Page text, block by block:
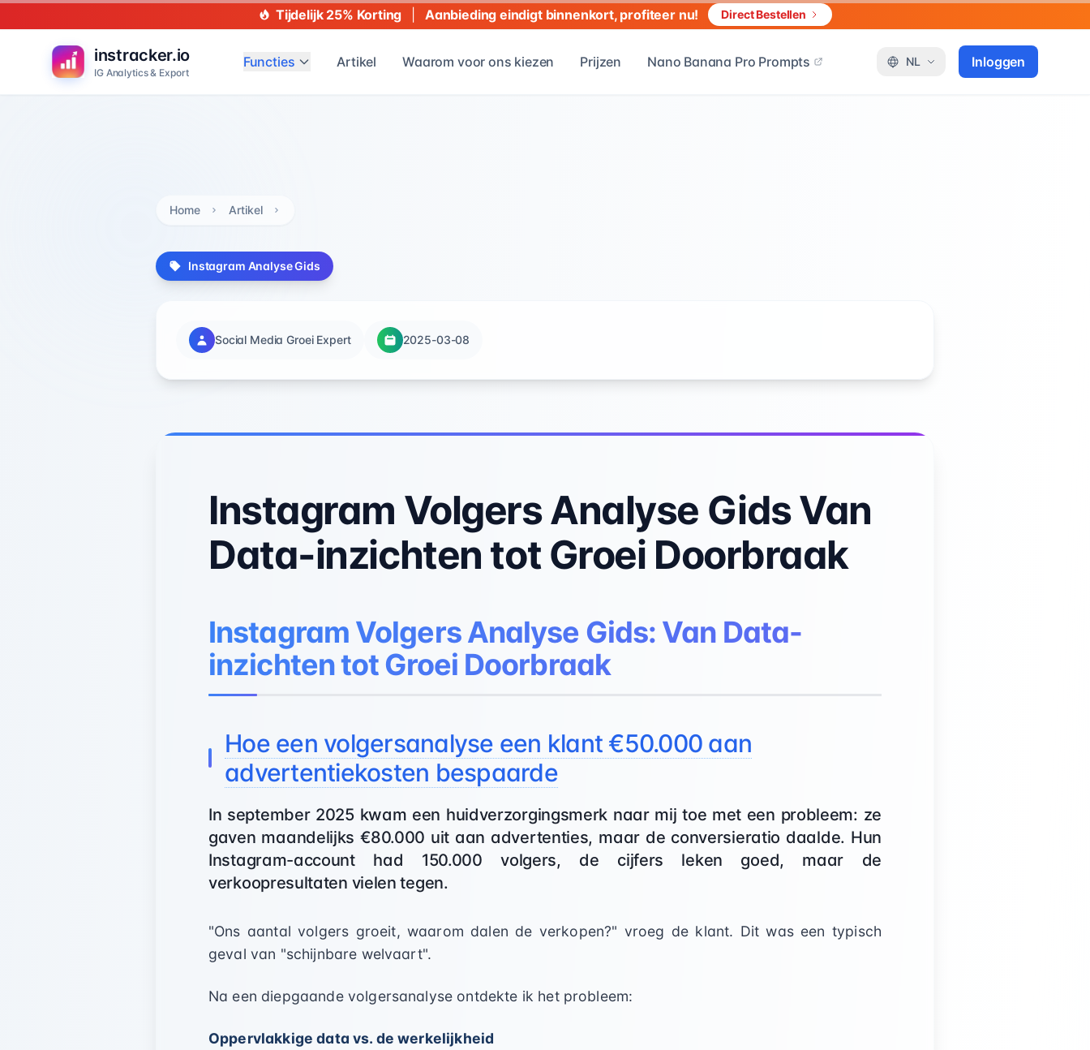
Tijdelijk 25% Korting Aanbieding eindigt binnenkort, profiteer nu! Direct Bestellen
instracker.io
IG Analytics & Export
Functies Artikel Waarom voor ons kiezen Prijzen Nano Banana Pro Prompts NL Inloggen
Home Artikel
Instagram Analyse Gids
Social Media Groei Expert 2025-03-08
Instagram Volgers Analyse Gids Van
Data-inzichten tot Groei Doorbraak
Instagram Volgers Analyse Gids: Van Data-
inzichten tot Groei Doorbraak
Hoe een volgersanalyse een klant €50.000 aan
advertentiekosten bespaarde
In september 2025 kwam een huidverzorgingsmerk naar mij toe met een probleem: ze
gaven maandelijks €80.000 uit aan advertenties, maar de conversieratio daalde. Hun
Instagram-account had 150.000 volgers, de cijfers leken goed, maar de
verkoopresultaten vielen tegen.
"Ons aantal volgers groeit, waarom dalen de verkopen?" vroeg de klant. Dit was een typisch
geval van "schijnbare welvaart".
Na een diepgaande volgersanalyse ontdekte ik het probleem:
Oppervlakkige data vs. de werkelijkheid